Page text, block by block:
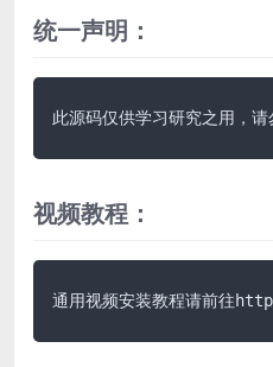
统一声明：
此源码仅供学习研究之用，
视频教程：
通用视频安装教程请前往